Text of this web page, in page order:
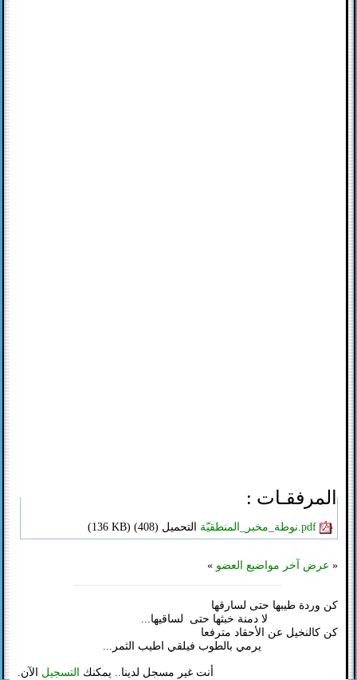
المرفقـات :
نوطة_مخبر_المنطقيّة.pdf التحميل (408)
(
136 KB
)
« عرض آخر مواضيع العضو »
كن وردة طيبها حتى لسارقها
لا دمنة خبثها حتى لساقيها...
كن كالنخيل عن الأحقاد مترفعا
يرمي بالطوب فيلقي اطيب الثمر...
أنت غير مسجل لدينا.. يمكنك التسجيل الآن.